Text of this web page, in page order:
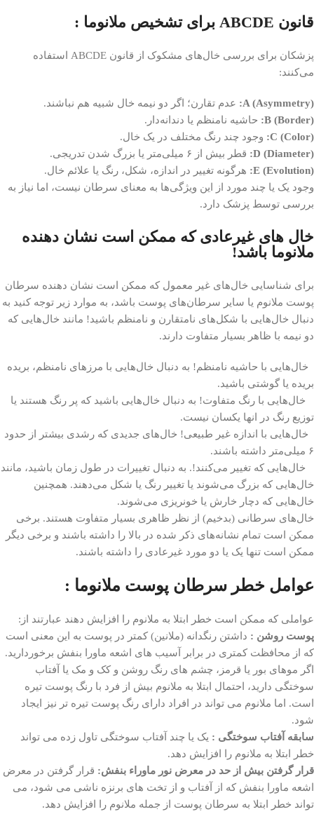
قانون ABCDE برای تشخیص ملانوما :
پزشکان برای بررسی خال‌های مشکوک از قانون ABCDE استفاده
می‌کنند:
A (Asymmetry):
عدم تقارن؛ اگر دو نیمه خال شبیه هم نباشند.
B (Border):
حاشیه نامنظم یا دندانه‌دار.
C (Color):
وجود چند رنگ مختلف در یک خال.
D (Diameter):
قطر بیش از ۶ میلی‌متر یا بزرگ شدن تدریجی.
E (Evolution):
هرگونه تغییر در اندازه، شکل، رنگ یا علائم خال.
وجود یک یا چند مورد از این ویژگی‌ها به معنای سرطان نیست، اما نیاز به
بررسی توسط پزشک دارد.
خال های غیرعادی که ممکن است نشان دهنده
ملانوما باشد!
برای شناسایی خال‌های غیر معمول که ممکن است نشان دهنده سرطان
پوست ملانوم یا سایر سرطان‌های پوست باشد، به موارد زیر توجه کنید به
دنبال خال‌هایی با شکل‌های نامتقارن و نامنظم باشید! مانند خال‌هایی که
دو نیمه با ظاهر بسیار متفاوت دارند.
خال‌هایی با حاشیه نامنظم! به دنبال خال‌هایی با مرز‌های نامنظم، بریده
بریده یا گوشتی باشید.
خال‌هایی با رنگ متفاوت! به دنبال خال‌هایی باشید که پر رنگ هستند یا
توزیع رنگ در انها یکسان نیست.
خال‌هایی با اندازه غیر طبیعی! خال‌های جدیدی که رشدی بیشتر از حدود
۶ میلی‌متر داشته باشند.
خال‌هایی که تغییر می‌کنند!. به دنبال تغییرات در طول زمان باشید، مانند
خال‌هایی که بزرگ می‌شوند یا تغییر رنگ یا شکل می‌دهند. همچنین
خال‌هایی که دچار خارش یا خونریزی می‌شوند.
خال‌های سرطانی (بدخیم) از نظر ظاهری بسیار متفاوت هستند. برخی
ممکن است تمام نشانه‌های ذکر شده در بالا را داشته باشند و برخی دیگر
ممکن است تنها یک یا دو مورد غیرعادی را داشته باشند.
عوامل خطر سرطان پوست ملانوما :
عواملی که ممکن است خطر ابتلا به ملانوم را افزایش دهند عبارتند از:
پوست روشن : داشتن رنگدانه (ملانین) کمتر در پوست به این معنی است
که از محافظت کمتری در برابر آسیب های اشعه ماورا بنفش برخوردارید.
اگر موهای بور یا قرمز، چشم های رنگ روشن و کک و مک یا آفتاب
سوختگی دارید، احتمال ابتلا به ملانوم بیش از فرد با رنگ پوست تیره
است. اما ملانوم می تواند در افراد دارای رنگ پوست تیره تر نیز ایجاد
شود.
سابقه آفتاب سوختگی : یک یا چند آفتاب سوختگی تاول زده می تواند
خطر ابتلا به ملانوم را افزایش دهد.
قرار گرفتن بیش از حد در معرض نور ماوراء بنفش: قرار گرفتن در معرض
اشعه ماورا بنفش که از آفتاب و از تخت های برنزه ناشی می شود، می
تواند خطر ابتلا به سرطان پوست از جمله ملانوم را افزایش دهد.